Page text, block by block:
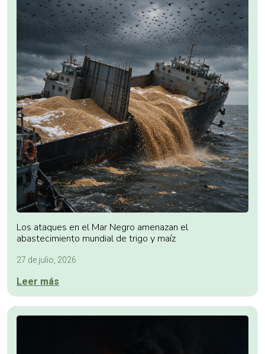
Los ataques en el Mar Negro amenazan el
abastecimiento mundial de trigo y maíz
27 de julio, 2026
Leer más